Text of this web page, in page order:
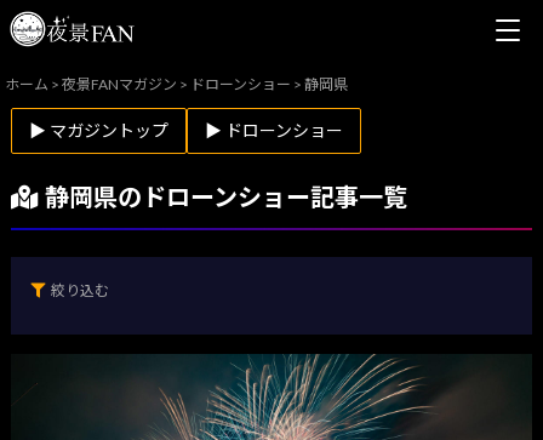
ホーム >夜景FANマガジン > ドローンショー >静岡県
▶ マガジントップ ▶ ドローンショー
静岡県のドローンショー記事一覧
絞り込む